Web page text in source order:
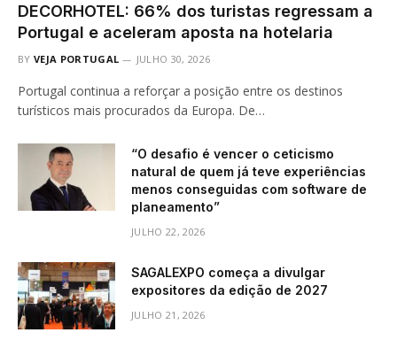
DECORHOTEL: 66% dos turistas regressam a
Portugal e aceleram aposta na hotelaria
BY VEJA PORTUGAL JULHO 30, 2026
Portugal continua a reforçar a posição entre os destinos
turísticos mais procurados da Europa. De…
“O desafio é vencer o ceticismo
natural de quem já teve experiências
menos conseguidas com software de
planeamento”
JULHO 22, 2026
SAGALEXPO começa a divulgar
expositores da edição de 2027
JULHO 21, 2026